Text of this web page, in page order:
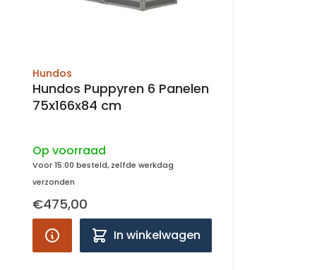
Hundos
Hundos Puppyren 6 Panelen
75x166x84 cm
Op voorraad
Voor 15:00 besteld, zelfde werkdag
verzonden
€475,00
In winkelwagen